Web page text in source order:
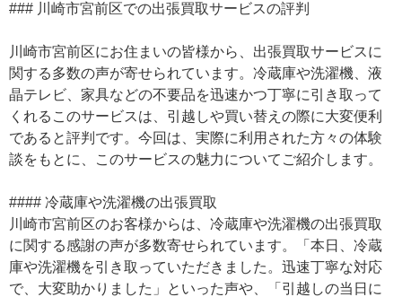
### 川崎市宮前区での出張買取サービスの評判
川崎市宮前区にお住まいの皆様から、出張買取サービスに
関する多数の声が寄せられています。冷蔵庫や洗濯機、液
晶テレビ、家具などの不要品を迅速かつ丁寧に引き取って
くれるこのサービスは、引越しや買い替えの際に大変便利
であると評判です。今回は、実際に利用された方々の体験
談をもとに、このサービスの魅力についてご紹介します。
#### 冷蔵庫や洗濯機の出張買取
川崎市宮前区のお客様からは、冷蔵庫や洗濯機の出張買取
に関する感謝の声が多数寄せられています。「本日、冷蔵
庫や洗濯機を引き取っていただきました。迅速丁寧な対応
で、大変助かりました」といった声や、「引越しの当日に